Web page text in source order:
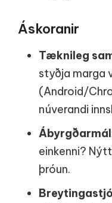
Áskoranir
Tæknileg
styðja marga
(Android/
núverandi
einkenni?
þróun.